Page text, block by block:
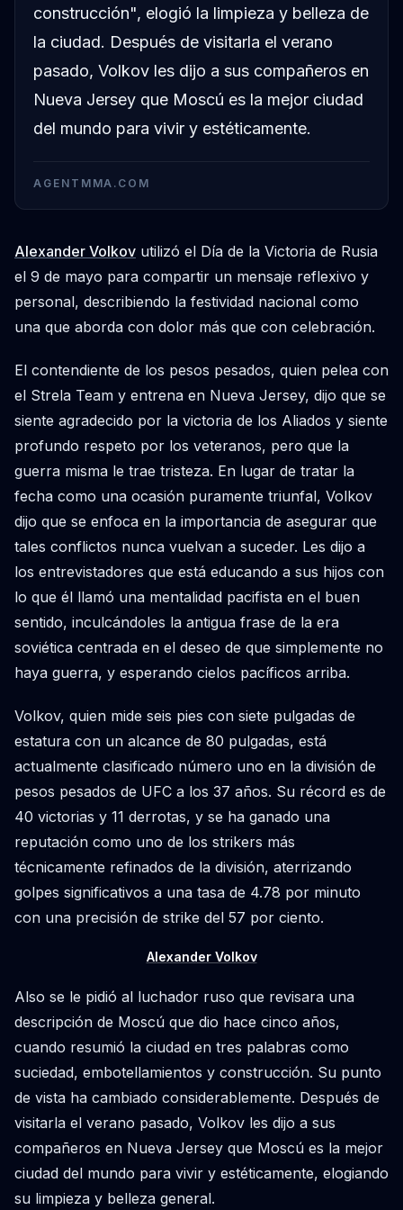
construcción", elogió la limpieza y belleza de
la ciudad. Después de visitarla el verano
pasado, Volkov les dijo a sus compañeros en
Nueva Jersey que Moscú es la mejor ciudad
del mundo para vivir y estéticamente.
AGENTMMA.COM
Alexander Volkov utilizó el Día de la Victoria de Rusia
el 9 de mayo para compartir un mensaje reflexivo y
personal, describiendo la festividad nacional como
una que aborda con dolor más que con celebración.
El contendiente de los pesos pesados, quien pelea con
el Strela Team y entrena en Nueva Jersey, dijo que se
siente agradecido por la victoria de los Aliados y siente
profundo respeto por los veteranos, pero que la
guerra misma le trae tristeza. En lugar de tratar la
fecha como una ocasión puramente triunfal, Volkov
dijo que se enfoca en la importancia de asegurar que
tales conflictos nunca vuelvan a suceder. Les dijo a
los entrevistadores que está educando a sus hijos con
lo que él llamó una mentalidad pacifista en el buen
sentido, inculcándoles la antigua frase de la era
soviética centrada en el deseo de que simplemente no
haya guerra, y esperando cielos pacíficos arriba.
Volkov, quien mide seis pies con siete pulgadas de
estatura con un alcance de 80 pulgadas, está
actualmente clasificado número uno en la división de
pesos pesados de UFC a los 37 años. Su récord es de
40 victorias y 11 derrotas, y se ha ganado una
reputación como uno de los strikers más
técnicamente refinados de la división, aterrizando
golpes significativos a una tasa de 4.78 por minuto
con una precisión de strike del 57 por ciento.
Alexander Volkov
Also se le pidió al luchador ruso que revisara una
descripción de Moscú que dio hace cinco años,
cuando resumió la ciudad en tres palabras como
suciedad, embotellamientos y construcción. Su punto
de vista ha cambiado considerablemente. Después de
visitarla el verano pasado, Volkov les dijo a sus
compañeros en Nueva Jersey que Moscú es la mejor
ciudad del mundo para vivir y estéticamente, elogiando
su limpieza y belleza general.